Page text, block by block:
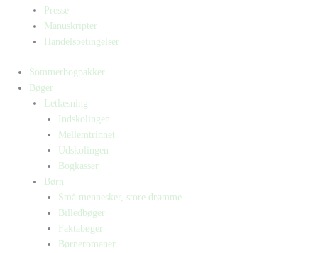
Presse
Manuskripter
Handelsbetingelser
Sommerbogpakker
Bøger
Letlæsning
Indskolingen
Mellemtrinnet
Udskolingen
Bogkasser
Børn
Små mennesker, store drømme
Billedbøger
Faktabøger
Børneromaner